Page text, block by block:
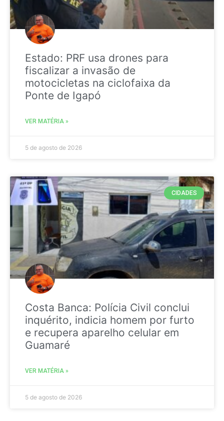
Estado: PRF usa drones para
fiscalizar a invasão de
motocicletas na ciclofaixa da
Ponte de Igapó
VER MATÉRIA »
5 de agosto de 2026
CIDADES
Costa Banca: Polícia Civil conclui
inquérito, indicia homem por furto
e recupera aparelho celular em
Guamaré
VER MATÉRIA »
5 de agosto de 2026